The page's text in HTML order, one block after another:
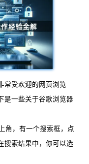
常受欢迎的网页浏览
是一些关于谷歌浏览器
角，有一个搜索框，点
搜索结果中，你可以选